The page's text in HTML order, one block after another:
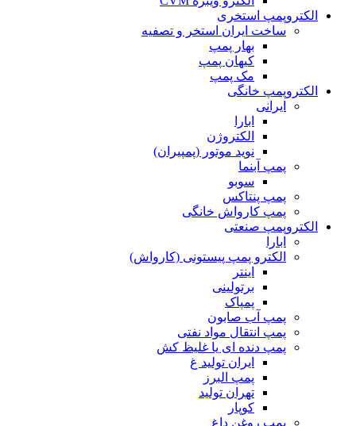
الکتروپمپ استخری
ساخت ایران استخر و تصفیه
بهار پمپ
کیهان پمپ
مک پمپ
الکتروپمپ خانگی
ایرانی
ابارا
الکتروژن
نوید موتور (پمپیران)
پمپ آبنما
سوبو
پمپ پنتاکس
پمپ کارواش خانگی
الکتروپمپ صنعتی
ابارا
الکترو پمپ پیستونی (کارواش)
اینتر
برتولینی
پمپاک
پمپ آب صابون
پمپ انتقال مواد نفتی
پمپ دنده ای یا غلیظ کش
ایران تولید غ
پمپ البرز
تهران تولید
کوپار
پمپ روغن داغ